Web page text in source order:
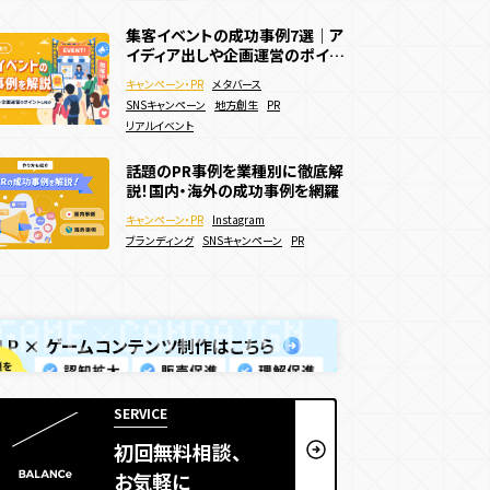
集客イベントの成功事例7選｜ア
イディア出しや企画運営のポイン
トも解説
キャンペーン・PR メタバース
SNSキャンペーン 地方創生 PR
リアルイベント
話題のPR事例を業種別に徹底解
説！国内・海外の成功事例を網羅
キャンペーン・PR Instagram
ブランディング SNSキャンペーン PR
集客イベントの成功事例7選｜ア
イディア出しや企画運営のポイン
トも解説
キャンペーン・PR メタバース
SNSキャンペーン 地方創生 PR
リアルイベント
Webサイトに3Dアニメーション
を導入したい！作り方やメリットを
webサイト制作 3D WebGL
アニメーション サービス・ブランドサイト
ECサイトで効果的な販促キャン
ペーン施策15選！効果的な実施
方法などを解説
キャンペーン・PR Webキャンペーン
ECサイト 決済機能
メリットや制作方法も解説！
キャンペーン・PR Webキャンペーン
SNSキャンペーン
デジタルスタンプラリー
認知拡大 販売促進 夏キャンペーン
× ゲームコンテンツ制作はこちら
SERVICE
初回無料相談、
お気軽に